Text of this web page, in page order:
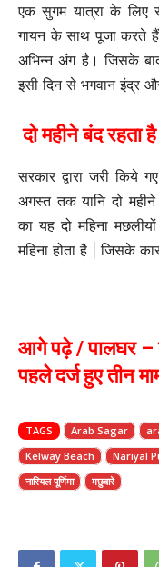
एक सुगम यात्रा के लिए
गायन के साथ पूजा करते
अभिन्न अंग है। जिसके
इसी दिन से भगवान इंद्र
दो महीने बंद रहता
सरकार द्वारा जरी
अगस्त तक यानि दो
का यह दो महिना
महिना होता है | जिसके
आगे पढ़े / पालघर –
पहले दर्ज हुए तीन
TAGS Arab Sagar
Kelway Beach
Nariyal
नारियल पूर्णिमा
मछुवारे